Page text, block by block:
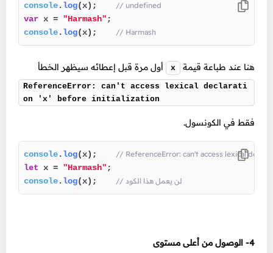
console.log(x); // undefined
var x = "Harmash"
console.log(x); // Harmash
هنا عند طباعة قيمة x أول مرة قبل إعطائه سيظهر الخطأ
ReferenceError: can't access lexical declarati
on 'x' before initialization
فقط في الكونسول.
console.log(x); // ReferenceError: can't access lexical
let x = "Harmash"
console.log(x); // لن يعمل هذا الكود
4- الوصول من أعلى مستوى